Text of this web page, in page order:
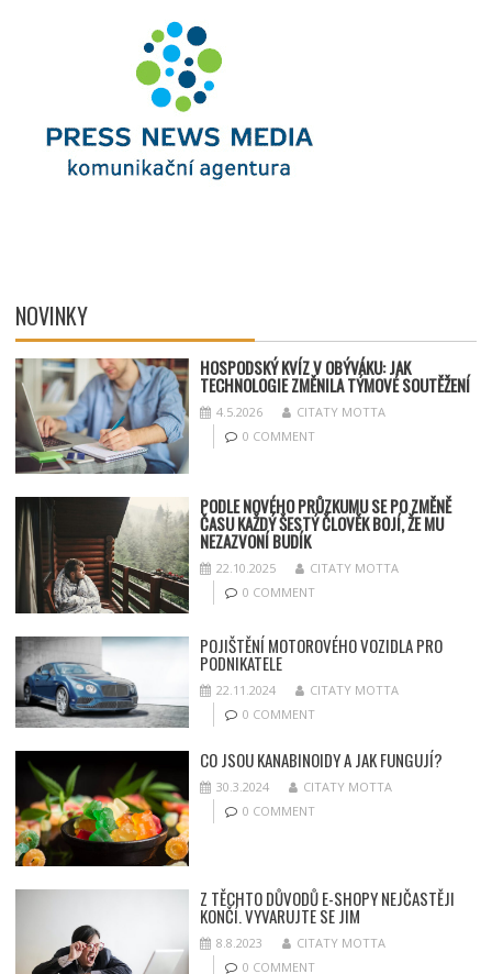
NOVINKY
HOSPODSKÝKVÍZ V OBÝVÁKU: JAK
TECHNOLOGIE ZMĚNILA TÝMOVÉ SOUTĚŽENÍ
4.5.2026
CITATY MOTTA
0 COMMENT
PODLE NOVÉHO PRŮZKUMU SE PO ZMĚNĚ
ČASU KAŽDÝ ŠESTÝ ČLOVĚK BOJÍ, ŽE MU
NEZAZVONÍ BUDÍK
22.10.2025
CITATY MOTTA
0 COMMENT
POJIŠTĚNÍ MOTOROVÉHO VOZIDLA PRO
PODNIKATELE
22.11.2024
CITATY MOTTA
0 COMMENT
CO JSOU KANABINOIDY A JAK FUNGUJÍ?
30.3.2024
CITATY MOTTA
0 COMMENT
Z TĚCHTO DŮVODŮ E-SHOPY NEJČASTĚJI
KONČÍ. VYVARUJTE SE JIM
8.8.2023
CITATY MOTTA
0 COMMENT